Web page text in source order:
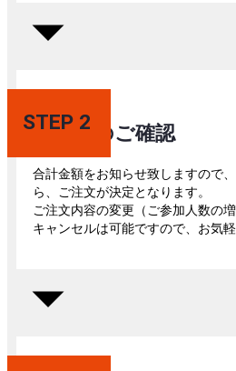
STEP 2
ご注文のご確認
合計金額をお知らせ致しますので
ら、ご注文が決定となります。
ご注文内容の変更（ご参加人数の
キャンセルは可能ですので、お気